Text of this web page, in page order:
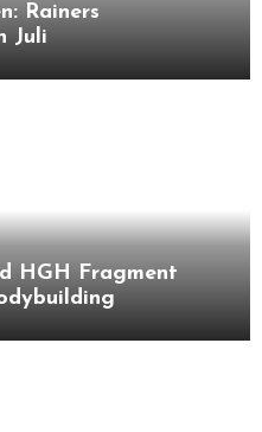
Rainers
Juli
HGH Fragment